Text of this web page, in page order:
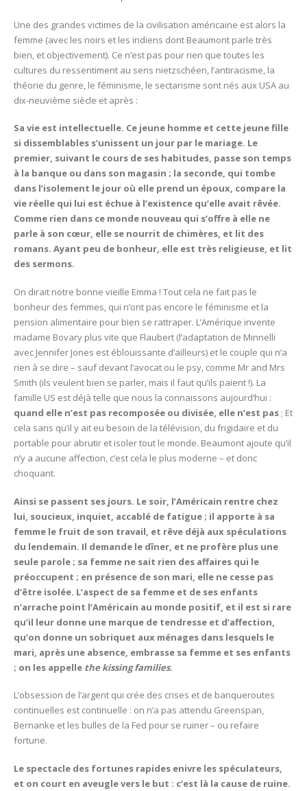
Une des grandes victimes de la civilisation américaine est alors la
femme (avec les noirs et les indiens dont Beaumont parle très
bien, et objectivement). Ce n’est pas pour rien que toutes les
cultures du ressentiment au sens nietzschéen, l’antiracisme, la
théorie du genre, le féminisme, le sectarisme sont nés aux USA au
dix-neuvième siècle et après :
Sa vie est intellectuelle. Ce jeune homme et cette jeune fille
si dissemblables s’unissent un jour par le mariage. Le
premier, suivant le cours de ses habitudes, passe son temps
à la banque ou dans son magasin ; la seconde, qui tombe
dans l’isolement le jour où elle prend un époux, compare la
vie réelle qui lui est échue à l’existence qu’elle avait rêvée.
Comme rien dans ce monde nouveau qui s’offre à elle ne
parle à son cœur, elle se nourrit de chimères, et lit des
romans. Ayant peu de bonheur, elle est très religieuse, et lit
des sermons.
On dirait notre bonne vieille Emma ! Tout cela ne fait pas le
bonheur des femmes, qui n’ont pas encore le féminisme et la
pension alimentaire pour bien se rattraper. L’Amérique invente
madame Bovary plus vite que Flaubert (l’adaptation de Minnelli
avec Jennifer Jones est éblouissante d’ailleurs) et le couple qui n’a
rien à se dire – sauf devant l’avocat ou le psy, comme Mr and Mrs
Smith (ils veulent bien se parler, mais il faut qu’ils paient !). La
famille US est déjà telle que nous la connaissons aujourd’hui :
quand elle n’est pas recomposée ou divisée, elle n’est pas ; Et
cela sans qu’il y ait eu besoin de la télévision, du frigidaire et du
portable pour abrutir et isoler tout le monde. Beaumont ajoute qu’il
n’y a aucune affection, c’est cela le plus moderne – et donc
choquant.
Ainsi se passent ses jours. Le soir, l’Américain rentre chez
lui, soucieux, inquiet, accablé de fatigue ; il apporte à sa
femme le fruit de son travail, et rêve déjà aux spéculations
du lendemain. Il demande le dîner, et ne profère plus une
seule parole ; sa femme ne sait rien des affaires qui le
préoccupent ; en présence de son mari, elle ne cesse pas
d’être isolée. L’aspect de sa femme et de ses enfants
n’arrache point l’Américain au monde positif, et il est si rare
qu’il leur donne une marque de tendresse et d’affection,
qu’on donne un sobriquet aux ménages dans lesquels le
mari, après une absence, embrasse sa femme et ses enfants
; on les appelle the kissing families.
L’obsession de l’argent qui crée des crises et de banqueroutes
continuelles est continuelle : on n’a pas attendu Greenspan,
Bernanke et les bulles de la Fed pour se ruiner – ou refaire
fortune.
Le spectacle des fortunes rapides enivre les spéculateurs,
et on court en aveugle vers le but : c’est là la cause de ruine.